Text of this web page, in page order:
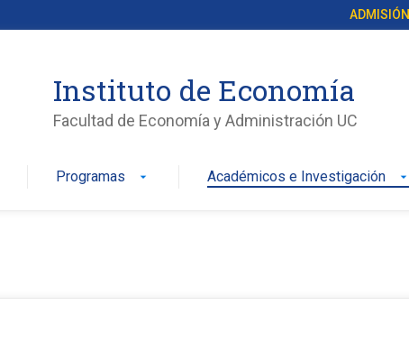
ADMISIÓN
Instituto de Economía
Facultad de Economía y Administración UC
Programas arrow_drop_down Académicos e Investigación arrow_drop_down